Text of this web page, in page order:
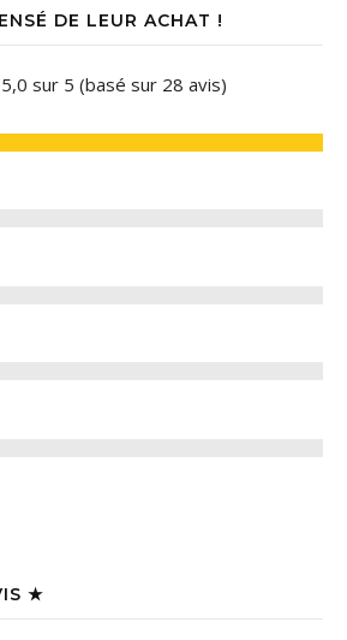
DE LEUR ACHAT !
5,0 sur 5 (basé sur 28 avis)
★